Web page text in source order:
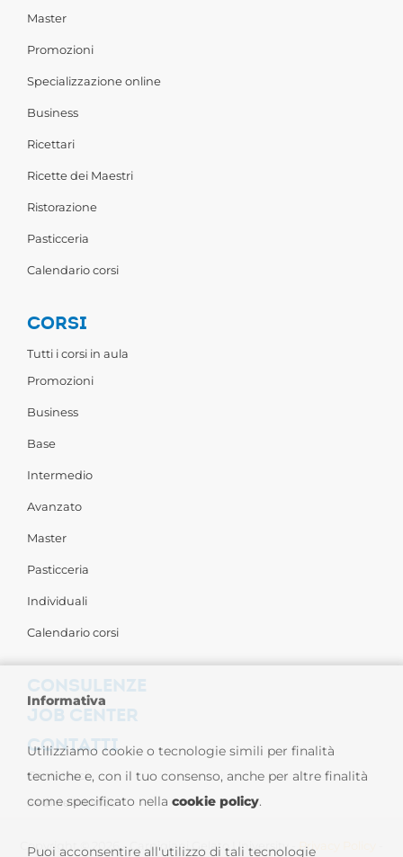
Master
Promozioni
Specializzazione online
Business
Ricettari
Ricette dei Maestri
Ristorazione
Pasticceria
Calendario corsi
CORSI
Tutti i corsi in aula
Promozioni
Business
Base
Intermedio
Avanzato
Master
Pasticceria
Individuali
Calendario corsi
CONSULENZE
JOB CENTER
CONTATTI
Contattaci
Sedi nel Mondo
Copyright © 2026 - Carpigiani Gelato University - Privacy Policy
Informativa
Utilizziamo cookie o tecnologie simili per finalità
tecniche e, con il tuo consenso, anche per altre finalità
come specificato nella cookie policy.
Puoi acconsentire all'utilizzo di tali tecnologie